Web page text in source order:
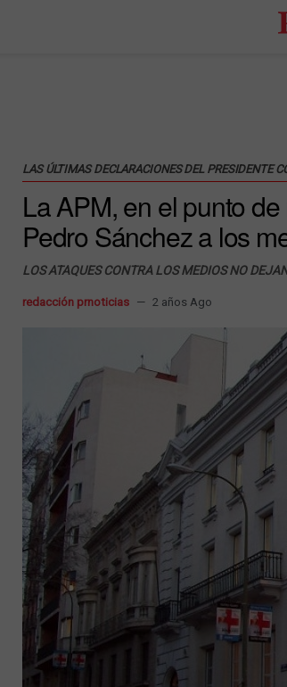
LAS ÚLTIMAS DECLARACIONES DEL PRESIDENTE
La APM, en el punto
Pedro Sánchez a los
LOS ATAQUES CONTRA LOS MEDIOS NO
redacción prnoticias 2 años Ago